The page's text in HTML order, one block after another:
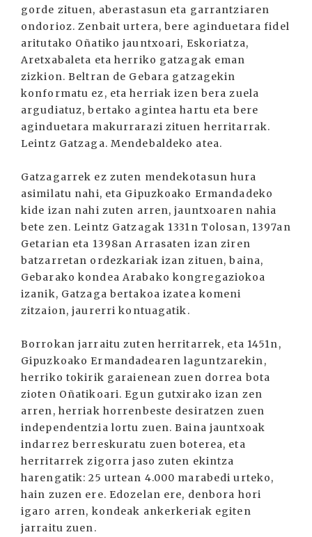
gorde zituen, aberastasun eta garrantziaren
ondorioz. Zenbait urtera, bere aginduetara fidel
aritutako Oñatiko jauntxoari, Eskoriatza,
Aretxabaleta eta herriko gatzagak eman
zizkion. Beltran de Gebara gatzagekin
konformatu ez, eta herriak izen bera zuela
argudiatuz, bertako agintea hartu eta bere
aginduetara makurrarazi zituen herritarrak.
Leintz Gatzaga. Mendebaldeko atea.
Gatzagarrek ez zuten mendekotasun hura
asimilatu nahi, eta Gipuzkoako Ermandadeko
kide izan nahi zuten arren, jauntxoaren nahia
bete zen. Leintz Gatzagak 1331n Tolosan, 1397an
Getarian eta 1398an Arrasaten izan ziren
batzarretan ordezkariak izan zituen, baina,
Gebarako kondea Arabako kongregaziokoa
izanik, Gatzaga bertakoa izatea komeni
zitzaion, jaurerri kontuagatik.
Borrokan jarraitu zuten herritarrek, eta 1451n,
Gipuzkoako Ermandadearen laguntzarekin,
herriko tokirik garaienean zuen dorrea bota
zioten Oñatikoari. Egun gutxirako izan zen
arren, herriak horrenbeste desiratzen zuen
independentzia lortu zuen. Baina jauntxoak
indarrez berreskuratu zuen boterea, eta
herritarrek zigorra jaso zuten ekintza
harengatik: 25 urtean 4.000 marabedi urteko,
hain zuzen ere. Edozelan ere, denbora hori
igaro arren, kondeak ankerkeriak egiten
jarraitu zuen.